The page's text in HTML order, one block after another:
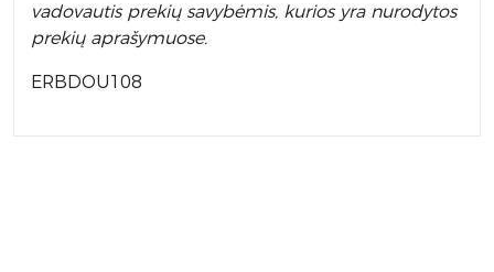
vadovautis prekių savybėmis, kurios yra nurodytos
prekių aprašymuose.
ERBDOU108